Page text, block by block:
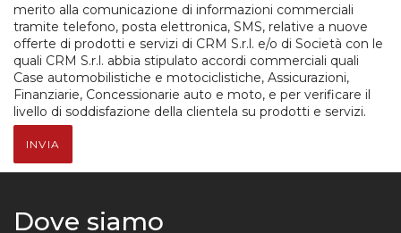
merito alla comunicazione di informazioni commerciali
tramite telefono, posta elettronica, SMS, relative a nuove
offerte di prodotti e servizi di CRM S.r.l. e/o di Società con le
quali CRM S.r.l. abbia stipulato accordi commerciali quali
Case automobilistiche e motociclistiche, Assicurazioni,
Finanziarie, Concessionarie auto e moto, e per verificare il
livello di soddisfazione della clientela su prodotti e servizi.
INVIA
Dove siamo